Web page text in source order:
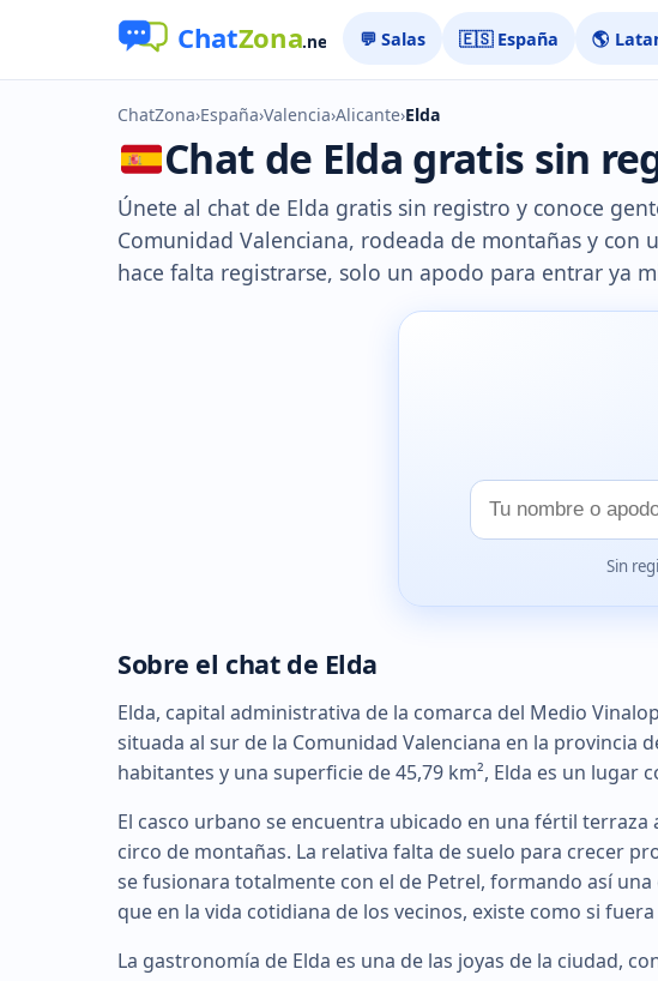
💬 Salas 🇪🇸 España 🌎
ChatZona›España›Valencia›Alicante›Elda
Chat de Elda gratis sin
Únete al chat de Elda gratis sin registro y conoce
Comunidad Valenciana, rodeada de montañas y con
hace falta registrarse, solo un apodo para entrar ya
Tu
nombre
Sin
Sobre el chat de Elda
Elda, capital administrativa de la comarca del Medio
situada al sur de la Comunidad Valenciana en la provincia
habitantes y una superficie de 45,79 km², Elda es un lugar
El casco urbano se encuentra ubicado en una fértil
circo de montañas. La relativa falta de suelo para crecer
se fusionara totalmente con el de Petrel, formando así
que en la vida cotidiana de los vecinos, existe como si
La gastronomía de Elda es una de las joyas de la ciudad,